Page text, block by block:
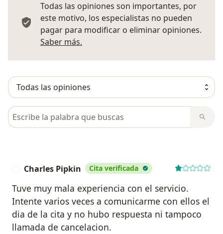
Todas las opiniones son importantes, por
este motivo, los especialistas no pueden
pagar para modificar o eliminar opiniones.
Saber más.
Busca en opiniones
Charles Pipkin Cita verificada
Tuve muy mala experiencia con el servicio.
Intente varios veces a comunicarme con ellos el
dia de la cita y no hubo respuesta ni tampoco
llamada de cancelacion.